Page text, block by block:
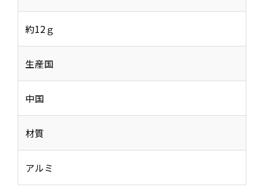
約12ｇ
生産国
中国
材質
アルミ